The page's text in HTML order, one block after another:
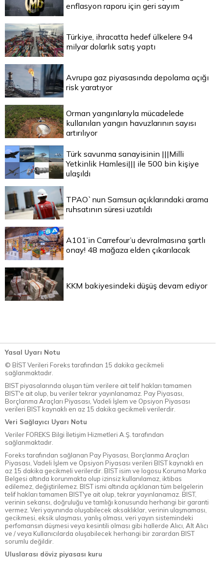
enflasyon raporu için geri sayım
Türkiye, ihracatta hedef ülkelere 94
milyar dolarlık satış yaptı
Avrupa gaz piyasasında depolama açığı
risk yaratıyor
Orman yangınlarıyla mücadelede
kullanılan yangın havuzlarının sayısı
artırılıyor
Türk savunma sanayisinin |||Milli
Yetkinlik Hamlesi||| ile 500 bin kişiye
ulaşıldı
TPAO`nun Samsun açıklarındaki arama
ruhsatının süresi uzatıldı
A101’in Carrefour’u devralmasına şartlı
onay! 48 mağaza elden çıkarılacak
KKM bakiyesindeki düşüş devam ediyor
Yasal Uyarı Notu
© BİST Verileri Foreks tarafından 15 dakika gecikmeli
sağlanmaktadır.
BIST piyasalarında oluşan tüm verilere ait telif hakları tamamen
BIST'e ait olup, bu veriler tekrar yayınlanamaz. Pay Piyasası,
Borçlanma Araçları Piyasası, Vadeli İşlem ve Opsiyon Piyasası
verileri BIST kaynaklı en az 15 dakika gecikmeli verilerdir.
Veri Sağlayıcı Uyarı Notu
Veriler FOREKS Bilgi İletişim Hizmetleri A.Ş. tarafından
sağlanmaktadır.
Foreks tarafından sağlanan Pay Piyasası, Borçlanma Araçları
Piyasası, Vadeli İşlem ve Opsiyon Piyasası verileri BIST kaynaklı en
az 15 dakika gecikmeli verilerdir. BIST isim ve logosu Koruma Marka
Belgesi altında korunmakta olup izinsiz kullanılamaz, iktibas
edilemez, değiştirilemez. BIST ismi altında açıklanan tüm belgelerin
telif hakları tamamen BIST'ye ait olup, tekrar yayınlanamaz. BIST,
verinin sekansı, doğruluğu ve tamlığı konusunda herhangi bir garanti
vermez. Veri yayınında oluşabilecek aksaklıklar, verinin ulaşmaması,
gecikmesi, eksik ulaşması, yanlış olması, veri yayın sistemindeki
perfomansın düşmesi veya kesintili olması gibi hallerde Alıcı, Alt Alıcı
ve / veya Kullanıcılarda oluşabilecek herhangi bir zarardan BIST
sorumlu değildir.
Uluslarası döviz piyasası kuru